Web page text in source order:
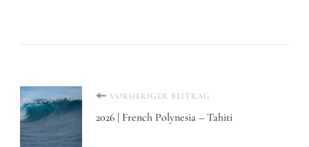
Beitragsnavigation
VORHERIGER BEITRAG
2026 | French Polynesia – Tahiti